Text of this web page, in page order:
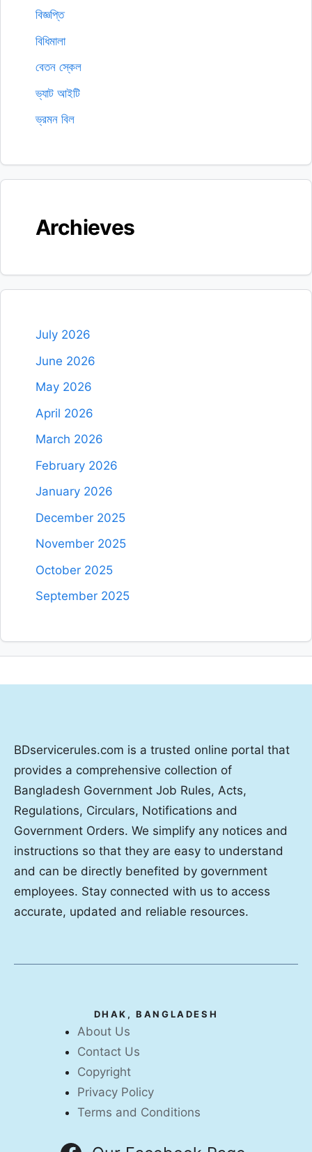
বিজ্ঞপ্তি
বিধিমালা
বেতন স্কেল
ভ্যাট আইটি
ভ্রমন বিল
Archieves
July 2026
June 2026
May 2026
April 2026
March 2026
February 2026
January 2026
December 2025
November 2025
October 2025
September 2025
BDservicerules.com is a trusted online portal that
provides a comprehensive collection of
Bangladesh Government Job Rules, Acts,
Regulations, Circulars, Notifications and
Government Orders. We simplify any notices and
instructions so that they are easy to understand
and can be directly benefited by government
employees. Stay connected with us to access
accurate, updated and reliable resources.
DHAK, BANGLADESH
About Us
Contact Us
Copyright
Privacy Policy
Terms and Conditions